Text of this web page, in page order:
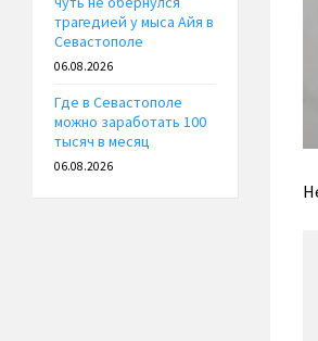
трагедией у мыса Айя в
Севастополе
06.08.2026
Где в Севастополе
можно заработать 100
тысяч в месяц
06.08.2026